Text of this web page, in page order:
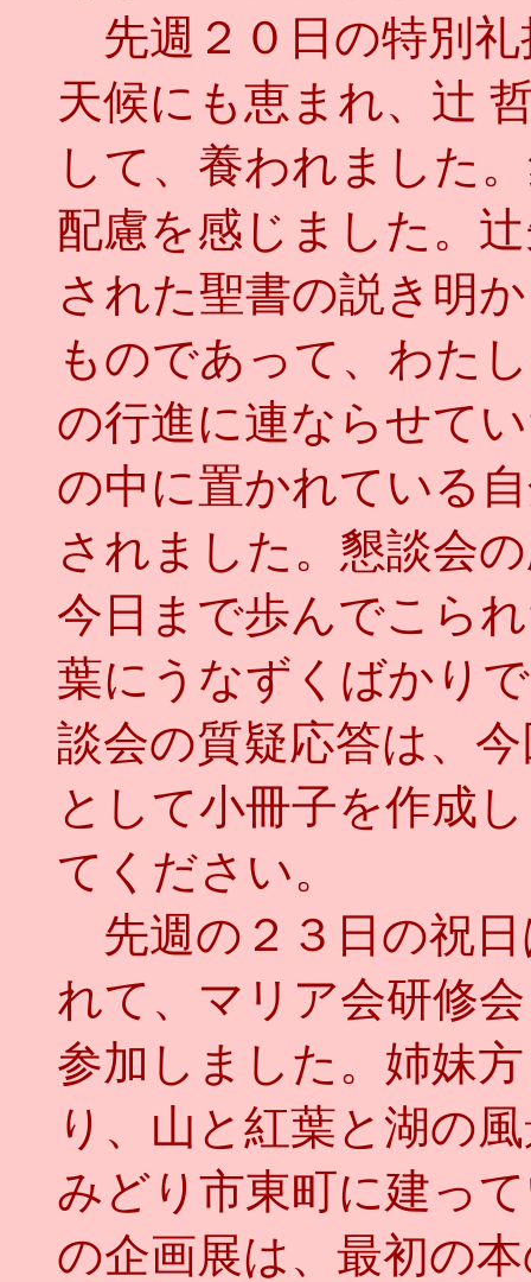
先週２０日の特別礼
天候にも恵まれ、辻
して、養われました
配慮を感じました。
された聖書の説き明
ものであって、わた
の行進に連ならせて
の中に置かれている
されました。懇談会
今日まで歩んでこら
葉にうなずくばかり
談会の質疑応答は、
として小冊子を作成
てください。
先週の２３日の祝
れて、マリア会研修
参加しました。姉妹
り、山と紅葉と湖の
みどり市東町に建っ
の企画展は、最初の